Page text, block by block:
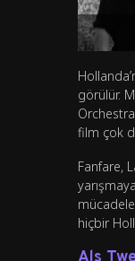
görülür.
film çok
Fanfare,
hiçbir